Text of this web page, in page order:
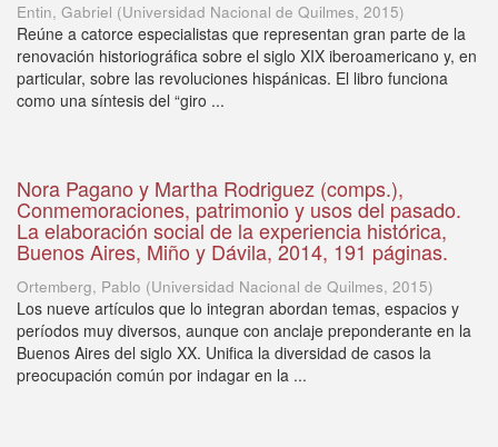
Entin, Gabriel (Universidad Nacional de Quilmes, 2015)
Reúne a catorce especialistas que representan gran parte de la
renovación historiográfica sobre el siglo XIX iberoamericano y, en
particular, sobre las revoluciones hispánicas. El libro funciona
como una síntesis del “giro ...
Nora Pagano y Martha Rodriguez (comps.),
Conmemoraciones, patrimonio y usos del pasado.
La elaboración social de la experiencia histórica,
Buenos Aires, Miño y Dávila, 2014, 191 páginas.
Ortemberg, Pablo (Universidad Nacional de Quilmes, 2015)
Los nueve artículos que lo integran abordan temas, espacios y
períodos muy diversos, aunque con anclaje preponderante en la
Buenos Aires del siglo XX. Unifica la diversidad de casos la
preocupación común por indagar en la ...